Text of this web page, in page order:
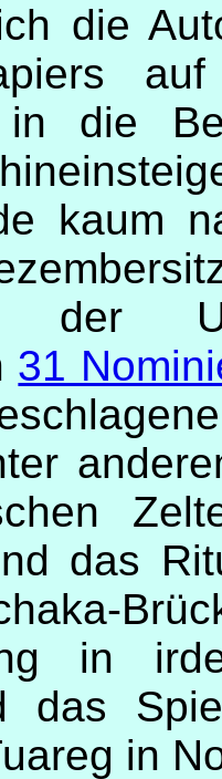
die
die
kaum
der
31
das
in
das
in